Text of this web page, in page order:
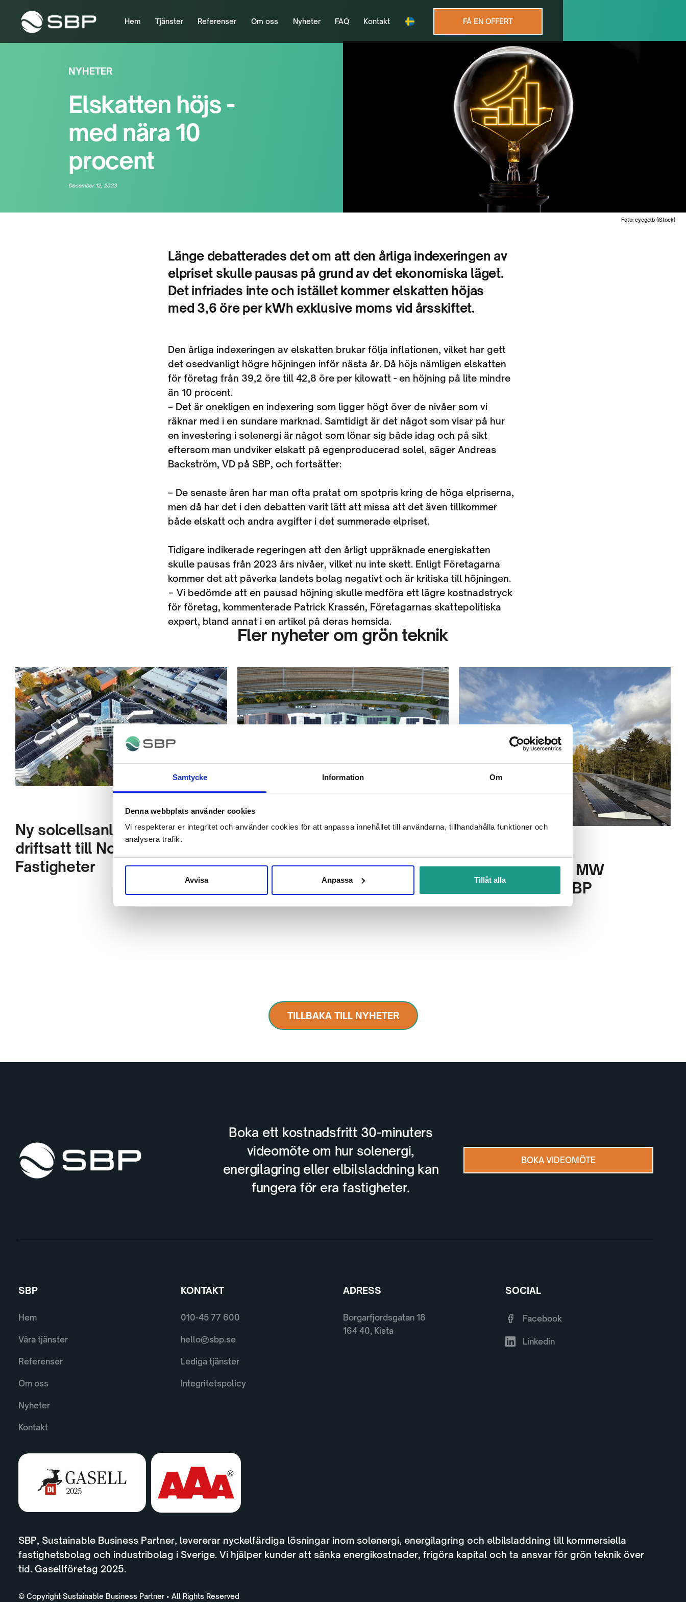
Samtycke Information Om
Denna webbplats använder cookies
Vi respekterar er integritet och använder cookies för att anpassa innehållet till användarna, tillhandahålla funktioner och
analysera trafik.
Avvisa Anpassa Tillåt alla
Hem Tjänster Referenser Om oss Nyheter FAQ Kontakt FÅ EN OFFERT
NYHETER
Elskatten höjs -
med nära 10
procent
December 12, 2023
Foto: eyegelb (iStock)
Länge debatterades det om att den årliga indexeringen av
elpriset skulle pausas på grund av det ekonomiska läget.
Det infriades inte och istället kommer elskatten höjas
med 3,6 öre per kWh exklusive moms vid årsskiftet.
Den årliga indexeringen av elskatten brukar följa inflationen, vilket har gett
det osedvanligt högre höjningen inför nästa år. Då höjs nämligen elskatten
för företag från 39,2 öre till 42,8 öre per kilowatt - en höjning på lite mindre
än 10 procent.
– Det är onekligen en indexering som ligger högt över de nivåer som vi
räknar med i en sundare marknad. Samtidigt är det något som visar på hur
en investering i solenergi är något som lönar sig både idag och på sikt
eftersom man undviker elskatt på egenproducerad solel, säger Andreas
Backström, VD på SBP, och fortsätter:
– De senaste åren har man ofta pratat om spotpris kring de höga elpriserna,
men då har det i den debatten varit lätt att missa att det även tillkommer
både elskatt och andra avgifter i det summerade elpriset.
Tidigare indikerade regeringen att den årligt uppräknade energiskatten
skulle pausas från 2023 års nivåer, vilket nu inte skett. Enligt Företagarna
kommer det att påverka landets bolag negativt och är kritiska till höjningen.
− Vi bedömde att en pausad höjning skulle medföra ett lägre kostnadstryck
för företag, kommenterade Patrick Krassén, Företagarnas skattepolitiska
expert, bland annat i en artikel på deras hemsida.
Fler nyheter om grön teknik
Ny solcellsanläggning
driftsatt till Nordika
Fastigheter
SBP levererar megaprojekt till
på 40 fastigheter
Areim når över 1 MW
solenergi med SBP
TILLBAKA TILL NYHETER
BOKA VIDEOMÖTE
Boka ett kostnadsfritt 30-minuters
videomöte om hur solenergi,
energilagring eller elbilsladdning kan
fungera för era fastigheter.
SBP
Hem
Våra tjänster
Referenser
Om oss
Nyheter
Kontakt
KONTAKT
010-45 77 600
hello@sbp.se
Lediga tjänster
Integritetspolicy
ADRESS
Borgarfjordsgatan 18
164 40, Kista
SOCIAL
Facebook
Linkedin
SBP, Sustainable Business Partner, levererar nyckelfärdiga lösningar inom solenergi, energilagring och elbilsladdning till kommersiella
fastighetsbolag och industribolag i Sverige. Vi hjälper kunder att sänka energikostnader, frigöra kapital och ta ansvar för grön teknik över
tid. Gasellföretag 2025.
© Copyright Sustainable Business Partner • All Rights Reserved